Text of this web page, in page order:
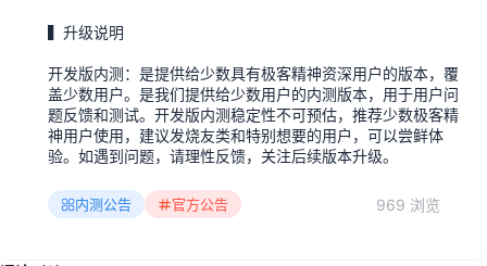
▍升级说明
开发版内测：是提供给少数具有极客精神资深用户的版本，覆
盖少数用户。是我们提供给少数用户的内测版本，用于用户问
题反馈和测试。开发版内测稳定性不可预估，推荐少数极客精
神用户使用，建议发烧友类和特别想要的用户，可以尝鲜体
验。如遇到问题，请理性反馈，关注后续版本升级。
内测公告 官方公告 969 浏览